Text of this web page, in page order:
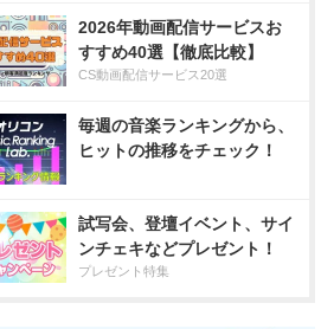
2026年動画配信サービスお
すすめ40選【徹底比較】
CS動画配信サービス20選
毎週の音楽ランキングから、
ヒットの推移をチェック！
試写会、登壇イベント、サイ
ンチェキなどプレゼント！
プレゼント特集